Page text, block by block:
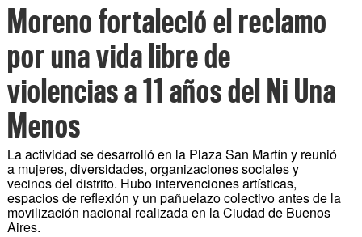
Moreno fortaleció el reclamo
por una vida libre de
violencias a 11 años del Ni Una
Menos
La actividad se desarrolló en la Plaza San Martín y reunió
a mujeres, diversidades, organizaciones sociales y
vecinos del distrito. Hubo intervenciones artísticas,
espacios de reflexión y un pañuelazo colectivo antes de la
movilización nacional realizada en la Ciudad de Buenos
Aires.